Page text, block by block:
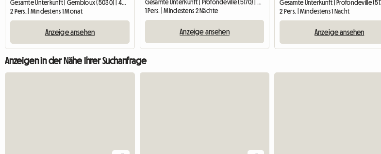
Gesamte Unterkunft | Gembloux (5030) | 40 M2
2 Pers. | Mindestens 1 Monat
Anzeige ansehen
Gesamte Unterkunft | Profondeville (5170) | 40 M2
1 Pers. | Mindestens 2 Nächte
Anzeige ansehen
2 Pers. | Mindestens 1 Nacht
Anzeige ansehen
Anzeigen in der Nähe Ihrer Suchanfrage